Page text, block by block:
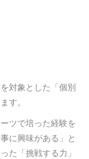
対象とした「個別
す。
ツで培った経験を
に興味がある」と
た「挑戦する力」